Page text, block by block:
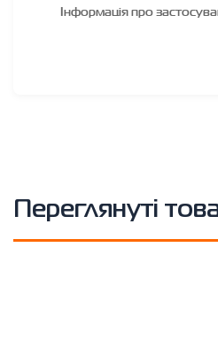
Інформація про
Переглянуті